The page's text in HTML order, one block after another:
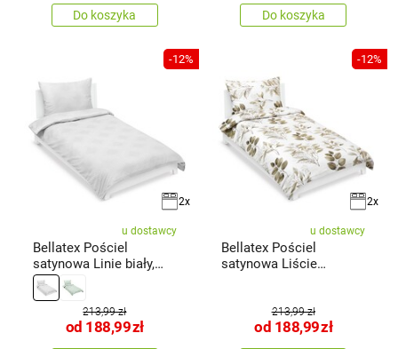
Do koszyka Do koszyka
-12%
2x
u dostawcy
Bellatex Pościel
satynowa Linie biały,
140 x 200
213,99 zł
od 188,99zł
-12%
2x
u dostawcy
Bellatex Pościel
satynowa Liście
213,99 zł
od 188,99zł